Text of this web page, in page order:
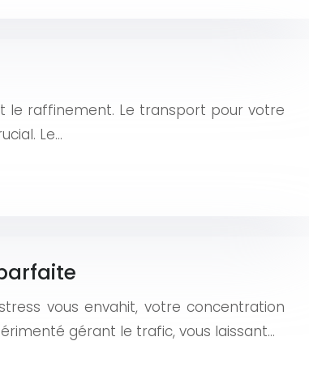
le raffinement. Le transport pour votre
Le…
vous envahit, votre concentration
gérant le trafic, vous laissant…